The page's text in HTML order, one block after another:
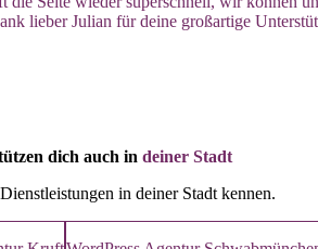
lieber Julian für deine großartige
dich auch in deiner Stadt
in deiner Stadt kennen.